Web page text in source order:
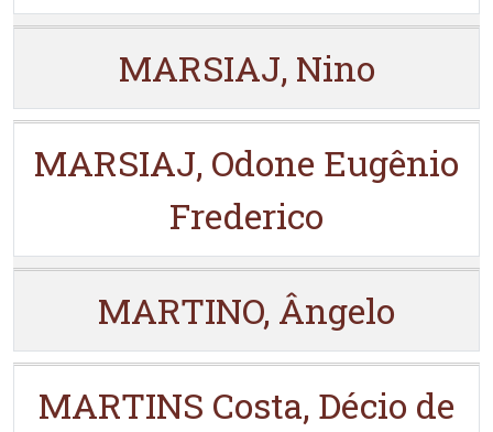
MARSIAJ, Nino
MARSIAJ, Odone Eugênio
Frederico
MARTINO, Ângelo
MARTINS Costa, Décio de